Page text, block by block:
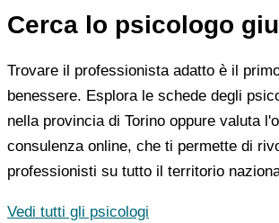
Cerca lo psicologo
Trovare il professionista adatto è il
benessere. Esplora le schede degli
nella provincia di Torino oppure valuta
consulenza online, che ti permette di
professionisti su tutto il territorio
Vedi tutti gli psicologi